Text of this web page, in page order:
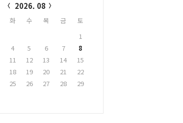
2026. 08
화 수 목 금
토
1
4 5 6 7
8
11 12 13 14
15
18 19 20 21
22
25 26 27 28
29